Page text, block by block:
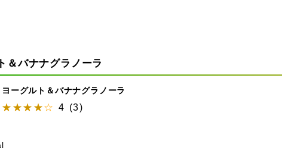
＆バナナグラノーラ
ヨーグルト＆バナナグラノーラ
4 (3)